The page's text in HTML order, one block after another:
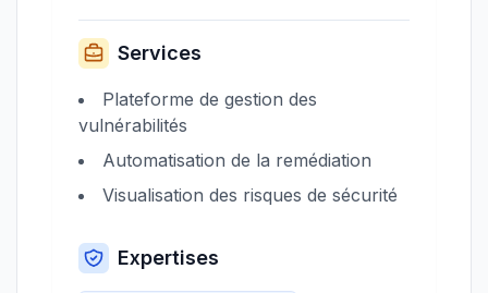
Services
Plateforme de gestion des
vulnérabilités
Automatisation de la remédiation
Visualisation des risques de sécurité
Expertises